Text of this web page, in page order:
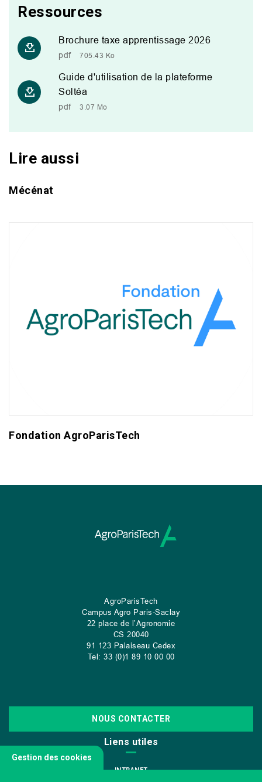
Ressources
Brochure taxe apprentissage 2026
pdf 705.43 Ko
Guide d'utilisation de la plateforme
Soltéa
pdf 3.07 Mo
Lire aussi
Mécénat
Fondation AgroParisTech
AgroParisTech
Campus Agro Paris-Saclay
22 place de l’Agronomie
CS 20040
91 123 Palaiseau Cedex
Tel: 33 (0)1 89 10 00 00
NOUS CONTACTER
Liens utiles
INTRANET
Gestion des cookies